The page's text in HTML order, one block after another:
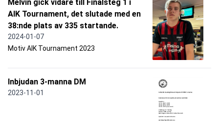
Melvin gick vidare till Finalsteg 1 i
AIK Tournament, det slutade med en
38:nde plats av 335 startande.
2024-01-07
Motiv AIK Tournament 2023
Inbjudan 3-manna DM
2023-11-01